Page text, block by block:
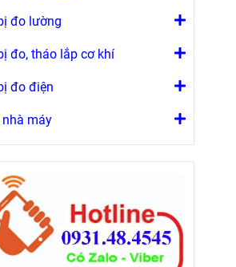
đo lường
đo, tháo lắp cơ khí
đo điện
máy